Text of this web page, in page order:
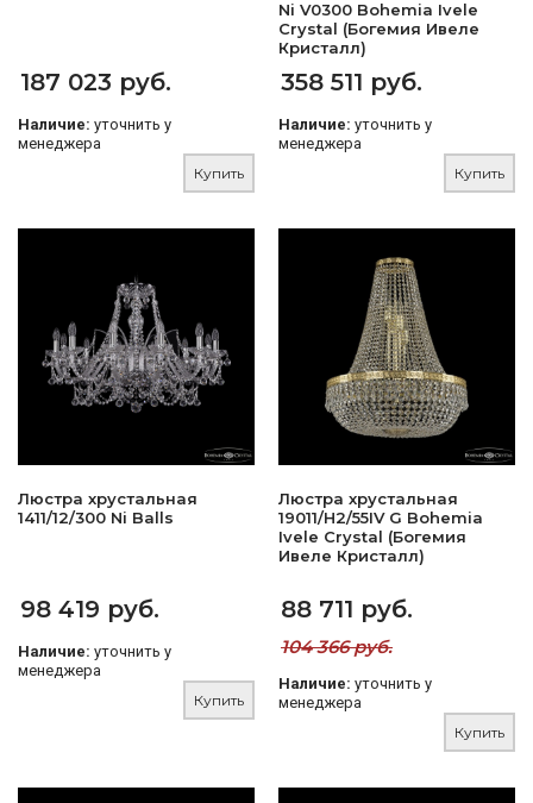
187 023 руб.
Наличие: уточнить у
менеджера
Купить
Ni V0300 Bohemia Ivele
Crystal (Богемия Ивеле
Кристалл)
358 511 руб.
Наличие: уточнить у
менеджера
Купить
Люстра хрустальная
1411/12/300 Ni Balls
98 419 руб.
Наличие: уточнить у
менеджера
Купить
Люстра хрустальная
19011/H2/55IV G Bohemia
Ivele Crystal (Богемия
Ивеле Кристалл)
88 711 руб.
104 366 руб.
Наличие: уточнить у
менеджера
Купить